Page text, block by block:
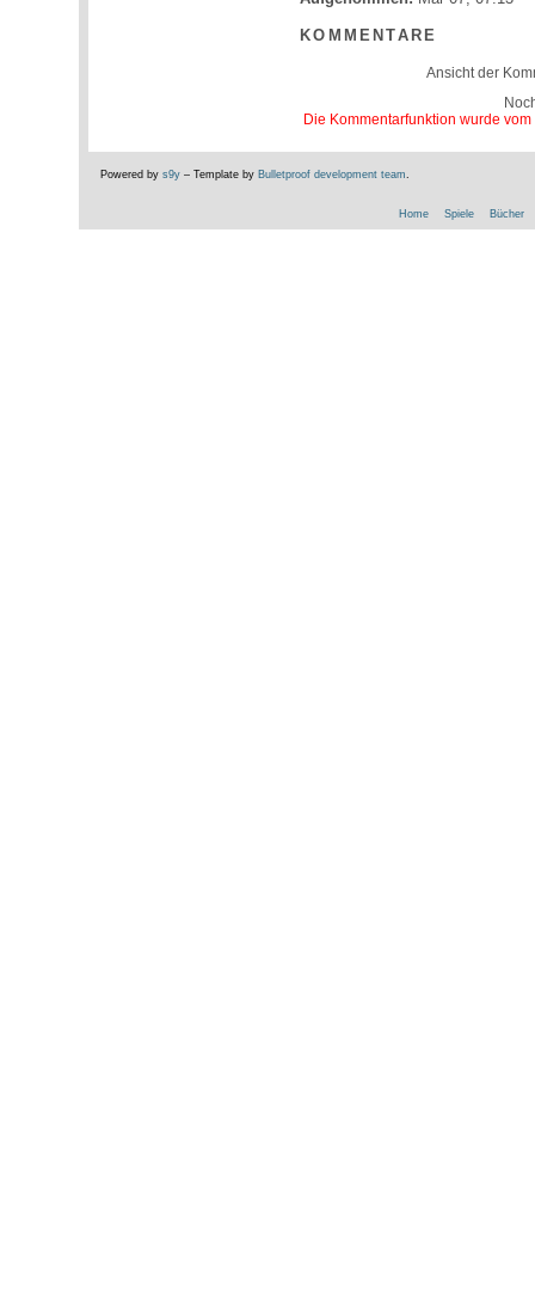
KOMMENTARE
Ansicht der
Die Kommentarfunktion wurde
Powered by s9y– Template by Bulletproof development team
Home Spiele Bücher